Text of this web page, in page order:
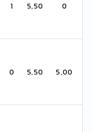
1 5,50 0
0 5,50 5,00